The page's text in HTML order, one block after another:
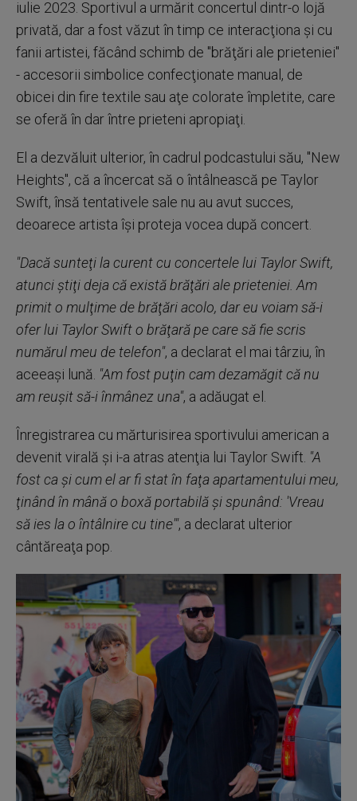
iulie 2023. Sportivul a urmărit concertul dintr-o lojă
privată, dar a fost văzut în timp ce interacţiona şi cu
fanii artistei, făcând schimb de "brăţări ale prieteniei"
- accesorii simbolice confecţionate manual, de
obicei din fire textile sau aţe colorate împletite, care
se oferă în dar între prieteni apropiaţi.
El a dezvăluit ulterior, în cadrul podcastului său, "New
Heights", că a încercat să o întâlnească pe Taylor
Swift, însă tentativele sale nu au avut succes,
deoarece artista îşi proteja vocea după concert.
"Dacă sunteţi la curent cu concertele lui Taylor Swift,
atunci ştiţi deja că există brăţări ale prieteniei. Am
primit o mulţime de brăţări acolo, dar eu voiam să-i
ofer lui Taylor Swift o brăţară pe care să fie scris
numărul meu de telefon", a declarat el mai târziu, în
aceeaşi lună. "Am fost puţin cam dezamăgit că nu
am reuşit să-i înmânez una", a adăugat el.
Înregistrarea cu mărturisirea sportivului american a
devenit virală şi i-a atras atenţia lui Taylor Swift. "A
fost ca şi cum el ar fi stat în faţa apartamentului meu,
ţinând în mână o boxă portabilă şi spunând: 'Vreau
să ies la o întâlnire cu tine'", a declarat ulterior
cântăreaţa pop.